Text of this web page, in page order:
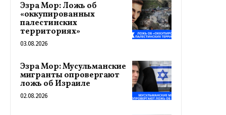
Эзра Мор: Ложь об
«оккупированных
палестинских
территориях»
03.08.2026
Эзра Мор: Мусульманские
мигранты опровергают
ложь об Израиле
02.08.2026